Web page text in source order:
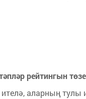
рейтингын
аларның